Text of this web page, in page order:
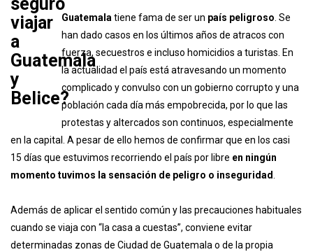
Guatemala tiene fama de ser un país peligroso . Se
han dado casos en los últimos años de atracos con
fuerza, secuestros e incluso homicidios a turistas. En
la actualidad el país está atravesando un momento
complicado y convulso con un gobierno corrupto y una
población cada día más empobrecida, por lo que las
protestas y altercados son continuos, especialmente
en la capital. A pesar de ello hemos de confirmar que en los casi
15 días que estuvimos recorriendo el país por libre en ningún
momento tuvimos la sensación de peligro o inseguridad
Además de aplicar el sentido común y las precauciones habituales
cuando se viaja con “la casa a cuestas”, conviene evitar
determinadas zonas de Ciudad de Guatemala o de la propia